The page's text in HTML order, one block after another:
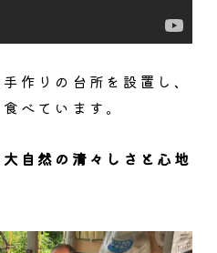
作りの台所を設置し、
べています。
自然の清々しさと心地